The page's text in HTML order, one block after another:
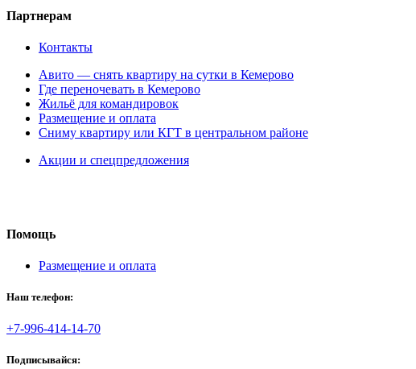
Партнерам
Контакты
Авито — снять квартиру на сутки в Кемерово
Где переночевать в Кемерово
Жильё для командировок
Размещение и оплата
Сниму квартиру или КГТ в центральном районе
Акции и спецпредложения
Помощь
Размещение и оплата
Наш телефон:
+7-996-414-14-70
Подписывайся: